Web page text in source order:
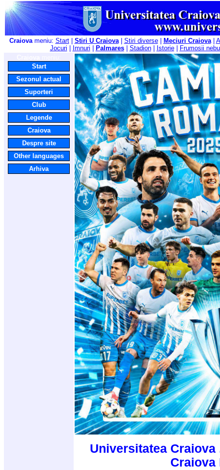
Craiovameniu: Start| Stiri U Craiova| Stiri diverse| Meciuri Craiova|
Jocuri
Imnuri Palmares| Stadion| Istorie|
Frumosii
Start
Sezonul actual
Suporteri
Club
Legende
Craiova
Despre site
Other languages
Arhiva
Universitatea
Craiova